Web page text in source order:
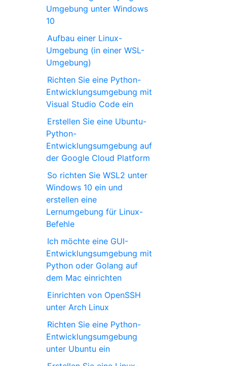
Umgebung unter Windows
10
Aufbau einer Linux-
Umgebung (in einer WSL-
Umgebung)
Richten Sie eine Python-
Entwicklungsumgebung mit
Visual Studio Code ein
Erstellen Sie eine Ubuntu-
Python-
Entwicklungsumgebung auf
der Google Cloud Platform
So richten Sie WSL2 unter
Windows 10 ein und
erstellen eine
Lernumgebung für Linux-
Befehle
Ich möchte eine GUI-
Entwicklungsumgebung mit
Python oder Golang auf
dem Mac einrichten
Einrichten von OpenSSH
unter Arch Linux
Richten Sie eine Python-
Entwicklungsumgebung
unter Ubuntu ein